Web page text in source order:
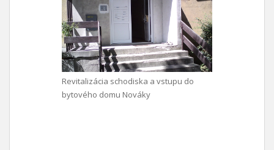
Revitalizácia schodiska a vstupu do
bytového domu Nováky